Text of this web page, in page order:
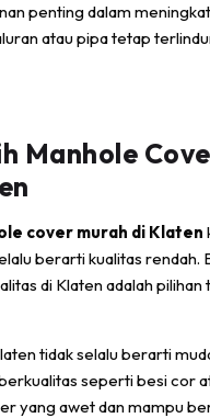
penting dalam
atau pipa tetap
Manhole
cover murah di Klaten
berarti kualitas
di Klaten adalah pilihan
tidak selalu berarti
seperti besi cor
yang awet dan mampu